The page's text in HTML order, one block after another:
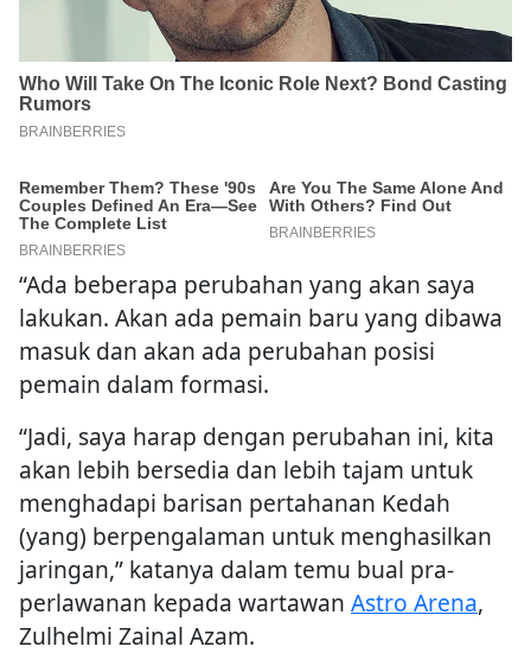
“Ada beberapa perubahan yang akan saya
lakukan. Akan ada pemain baru yang dibawa
masuk dan akan ada perubahan posisi
pemain dalam formasi.
“Jadi, saya harap dengan perubahan ini, kita
akan lebih bersedia dan lebih tajam untuk
menghadapi barisan pertahanan Kedah
(yang) berpengalaman untuk menghasilkan
jaringan,” katanya dalam temu bual pra-
perlawanan kepada wartawan Astro Arena,
Zulhelmi Zainal Azam.